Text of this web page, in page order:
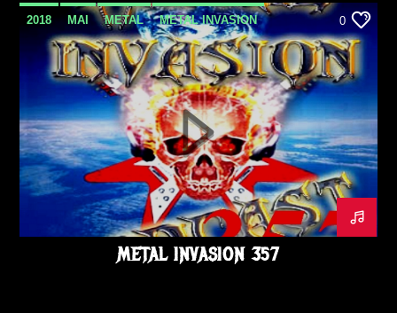
2018 MAI METAL METAL INVASION
METAL INVASION PODCAST
METALINVASION PODCAST
0
METAL INVASION 357